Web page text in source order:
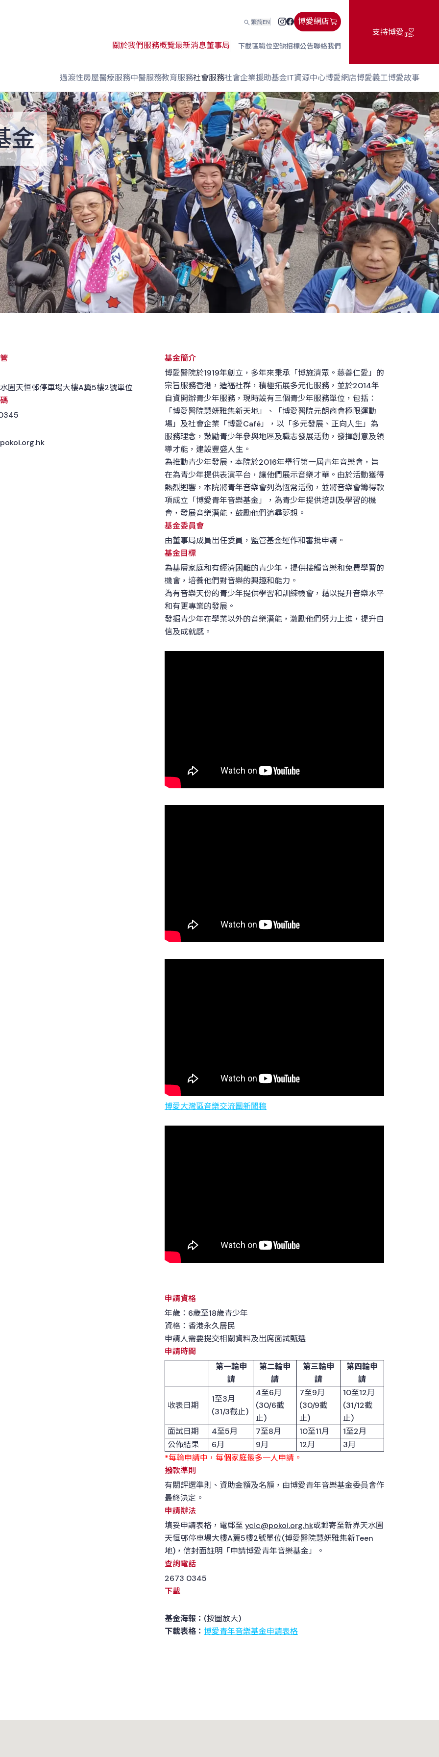
繁简EN 博愛網店
關於我們服務概覽最新消息董事局 下載區職位空缺招標公告聯絡我們
支持博愛
過渡性房屋醫療服務中醫服務教育服務社會服務社會企業援助基金IT資源中心博愛網店博愛義工博愛故事
金
圍天恒邨停車場大樓A翼5樓2號單位
基金簡介
博愛醫院於1919年創立，多年來秉承「博施濟眾。慈善仁愛」的
宗旨服務香港，造福社群，積極拓展多元化服務，並於2014年
自資開辦青少年服務，現時設有三個青少年服務單位，包括：
「博愛醫院慧妍雅集新天地」、「博愛醫院元朗商會極限運動
場」及社會企業「博愛Café」，以「多元發展、正向人生」為
服務理念，鼓勵青少年參與地區及職志發展活動，發揮創意及領
導才能，建設豐盛人生。
為推動青少年發展，本院於2016年舉行第一屆青年音樂會，旨
在為青少年提供表演平台，讓他們展示音樂才華。由於活動獲得
熱烈迴響，本院將青年音樂會列為恆常活動，並將音樂會籌得款
項成立「博愛青年音樂基金」，為青少年提供培訓及學習的機
會，發展音樂潛能，鼓勵他們追尋夢想。
基金委員會
由董事局成員出任委員，監管基金運作和審批申請。
基金目標
為基層家庭和有經濟困難的青少年，提供接觸音樂和免費學習的
機會，培養他們對音樂的興趣和能力。
為有音樂天份的青少年提供學習和訓練機會，藉以提升音樂水平
和有更專業的發展。
發掘青少年在學業以外的音樂潛能，激勵他們努力上進，提升自
信及成就感。
博愛大灣區音樂交流團新聞稿
申請資格
年歲：6歲至18歲青少年
資格：香港永久居民
申請人需要提交相關資料及出席面試甄選
申請時間
第一輪申
請
第二輪申
請
第三輪申
請
第四輪申
請
收表日期
1至3月
(31/3截止)
4至6月
(30/6截
止)
7至9月
(30/9截
止)
10至12月
(31/12截
止)
面試日期
4至5月 7至8月 10至11月
1至2月
公佈結果
6月 9月 12月
3月
*每輪申請中，每個家庭最多一人申請。
撥款準則
有關評選準則、資助金額及名額，由博愛青年音樂基金委員會作
最終決定。
申請辦法
填妥申請表格，電郵至ycic@pokoi.org.hk或郵寄至新界天水圍
天恒邨停車場大樓A翼5樓2號單位(博愛醫院慧妍雅集新Teen
地)，信封面註明「申請博愛青年音樂基金」。
查詢電話
2673 0345
下載
基金海報： (按圖放大)
下載表格： 博愛青年音樂基金申請表格